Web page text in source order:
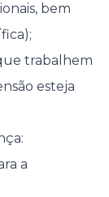
bem
trabalhem
esteja
a